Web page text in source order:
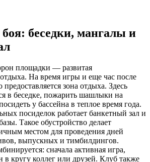
беседки, мангалы и
площадки — развитая
На время игры и еще час после
предоставляется зона отдыха. Здесь
в беседке, пожарить шашлыки на
у бассейна в теплое время года.
посиделок работает банкетный зал и
Такое обустройство делает
местом для проведения дней
выпускных и тимбилдингов.
сначала активная игра,
кругу коллег или друзей. Клуб также